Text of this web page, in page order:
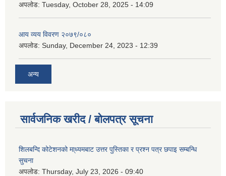
अपलोड: Tuesday, October 28, 2025 - 14:09
आय व्यय विवरण २०७९/०८०
अपलोड: Sunday, December 24, 2023 - 12:39
अन्य
सार्वजनिक खरीद / बोलपत्र सूचना
शिलबन्दि कोटेशनको मा्ध्यमबाट उत्तर पुस्तिका र प्रश्न पत्र छपाइ सम्बन्धि
सुचना
अपलोड: Thursday, July 23, 2026 - 09:40